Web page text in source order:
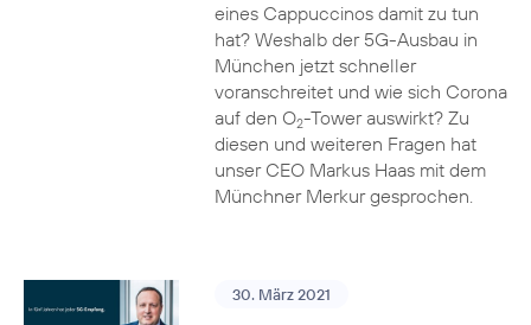
eines Cappuccinos damit zu tun
hat? Weshalb der 5G-Ausbau in
München jetzt schneller
voranschreitet und wie sich Corona
auf den O2-Tower auswirkt? Zu
diesen und weiteren Fragen hat
unser CEO Markus Haas mit dem
Münchner Merkur gesprochen.
30. März 2021